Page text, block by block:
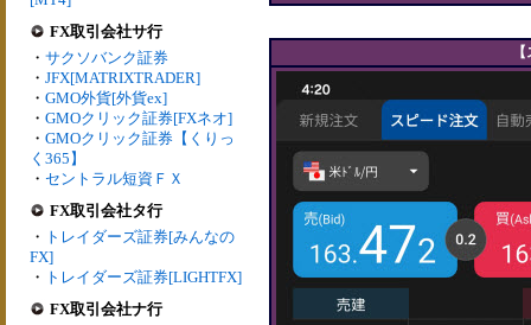
FX取引会社サ行
・ サクソバンク証券
・ JFX[MATRIXTRADER]
・ GMO外貨[外貨ex]
・ GMOクリック証券[FXネオ]
・ GMOクリック証券【くりっ
く365】
・ セントラル短資ＦＸ
FX取引会社タ行
・ トレイダーズ証券[みんなの
FX]
・ トレイダーズ証券[LIGHTFX]
FX取引会社ナ行